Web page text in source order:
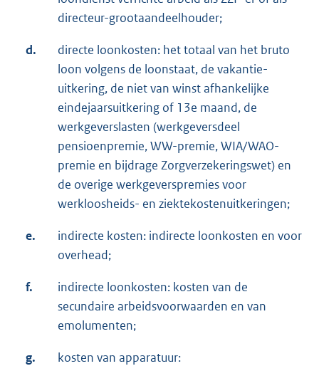
directeur-grootaandeelhouder;
d.
directe loonkosten: het totaal van het bruto
loon volgens de loonstaat, de vakantie-
uitkering, de niet van winst afhankelijke
eindejaarsuitkering of 13e maand, de
werkgeverslasten (werkgeversdeel
pensioenpremie, WW-premie, WIA/WAO-
premie en bijdrage Zorgverzekeringswet) en
de overige werkgeverspremies voor
werkloosheids- en ziektekostenuitkeringen;
e.
indirecte kosten: indirecte loonkosten en voor
overhead;
f.
indirecte loonkosten: kosten van de
secundaire arbeidsvoorwaarden en van
emolumenten;
g. kosten van apparatuur: